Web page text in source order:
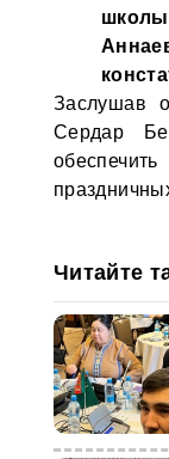
Заслушав
Сердар
Читайте